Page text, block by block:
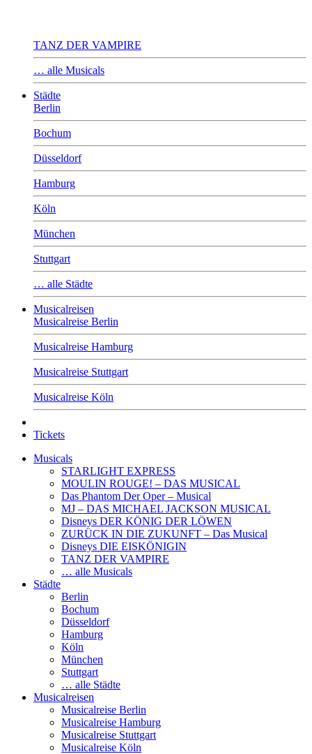
TANZ DER VAMPIRE
… alle Musicals
Städte
Berlin
Bochum
Düsseldorf
Hamburg
Köln
München
Stuttgart
… alle Städte
Musicalreisen
Musicalreise Berlin
Musicalreise Hamburg
Musicalreise Stuttgart
Musicalreise Köln
Tickets
Musicals
STARLIGHT EXPRESS
MOULIN ROUGE! – DAS MUSICAL
Das Phantom Der Oper – Musical
MJ – DAS MICHAEL JACKSON MUSICAL
Disneys DER KÖNIG DER LÖWEN
ZURÜCK IN DIE ZUKUNFT – Das Musical
Disneys DIE EISKÖNIGIN
TANZ DER VAMPIRE
… alle Musicals
Städte
Berlin
Bochum
Düsseldorf
Hamburg
Köln
München
Stuttgart
… alle Städte
Musicalreisen
Musicalreise Berlin
Musicalreise Hamburg
Musicalreise Stuttgart
Musicalreise Köln